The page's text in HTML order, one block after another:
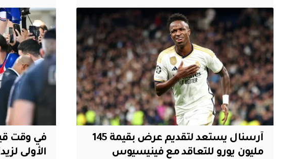
آرسنال يستعد لتقديم عرض بقيمة 145
مليون يورو للتعاقد مع فينيسيوس
في وقت
الأولى